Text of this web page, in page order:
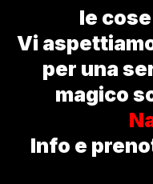
le
Vi
per una
magico
Info e